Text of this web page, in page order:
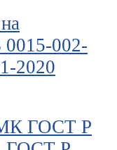
002-
2020
ГОСТ Р